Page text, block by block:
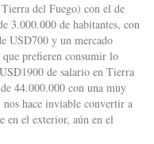
del Fuego) con el de
3.000.000 de habitantes, con
USD700 y un mercado
prefieren consumir lo
de salario en Tierra
44.000.000 con una muy
hace inviable convertir a
en el exterior, aún en el